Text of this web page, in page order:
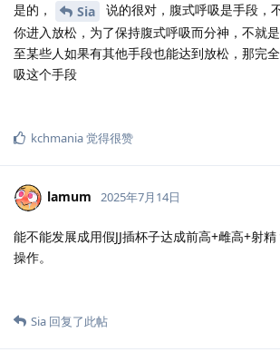
是的，
Sia
说的很对，腹式呼吸是手段，
你进入放松，为了保持腹式呼吸而分神，不就
至某些人如果有其他手段也能达到放松，那完
吸这个手段
kchmania觉得很赞
lamum 2025年7月14日
能不能发展成用假JJ插杯子达成前高+雌高+射
操作。
Sia 回复了此帖